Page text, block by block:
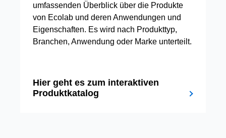
umfassenden Überblick über die Produkte
von Ecolab und deren Anwendungen und
Eigenschaften. Es wird nach Produkttyp,
Branchen, Anwendung oder Marke unterteilt.
Hier geht es zum interaktiven
Produktkatalog